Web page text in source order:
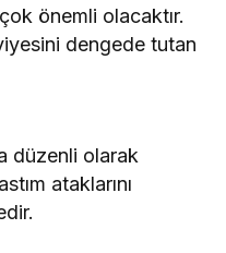
önemli olacaktır.
dengede tutan
düzenli olarak
ataklarını